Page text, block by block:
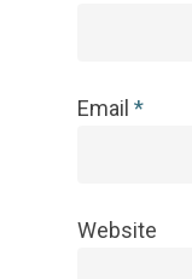
Email *
Website